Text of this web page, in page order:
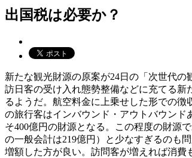
出国税は必要か？
新たな観光財源の原案が24日の「次世代の
訪日客の受け入れ態勢整備などに充てる
るようだ。航空料金に上乗せした形での
の旅行客はインバウンド・アウトバウンド
そ400億円の財源となる。この程度の財源
の一般会計は219億円）と少なすぎるのも
増額した方が良い。訪問客が増えれば消